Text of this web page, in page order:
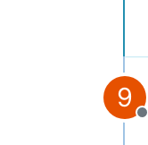
9